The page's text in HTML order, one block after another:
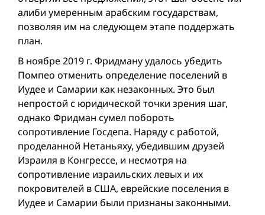
алиби умеренным арабским государствам,
позволяя им на следующем этапе поддержать
план.
В ноябре 2019 г. Фридману удалось убедить
Помпео отменить определение поселений в
Иудее и Самарии как незаконных. Это был
непростой с юридической точки зрения шаг,
однако Фридман сумел побороть
сопротивление Госдепа. Наряду с работой,
проделанной Нетаньяху, убедившим друзей
Израиля в Конгрессе, и несмотря на
сопротивление израильских левых и их
покровителей в США, еврейские поселения в
Иудее и Самарии были признаны законными.